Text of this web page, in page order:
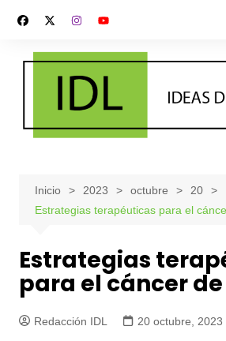
contenido
Inicio 2023 octubre
20
Estrategias terapéuticas para el
Estrategias
para el cáncer
Redacción IDL 20 octubre, 2023